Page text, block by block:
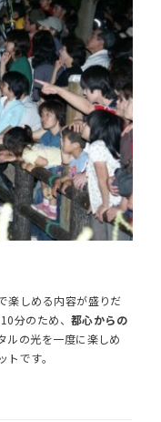
楽しめる内容が盛りだ
分のため、 都心からの
ルの光を一度に楽しめ
です。